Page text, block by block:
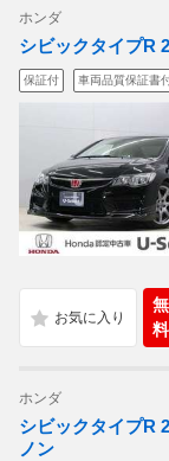
ホンダ
シビックタイプR
保証付 車両品質保証書
無
料
ホンダ
シビックタイプ
ノン